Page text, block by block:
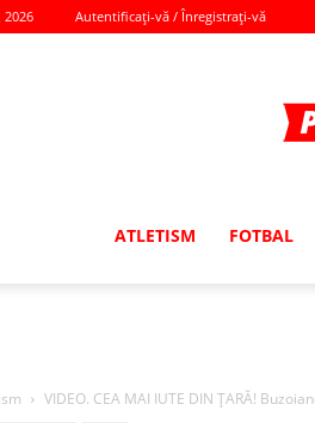
2026 Autentificați-vă / Înregistrați-vă
ATLETISM FOTBAL
VIDEO. CEA MAI IUTE DIN ȚARĂ!